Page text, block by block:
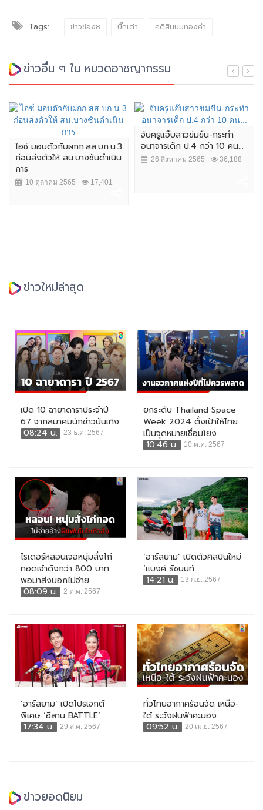
Tags: ข่าวช่อง8 บิ๊กเต่า คดีสินบนทองคำ
ข่าวอื่น ๆ ใน หมวดอาชญากรรม
ไอซ์ มอบตัวกับผกก.สส.บก.น.3
ก่อนส่งตัวให้ สน.บางชันดำเนิน
การ
10 ตุลาคม 2565 17,401
จับครูแอ๊บสาวข่มขืน-กระทำ
อนาจารเด็ก ป.4 กว่า 10 คน...
26 สิงหาคม 2565 36,188
ข่าวใหม่ล่าสุด
เปิด 10 ฉายาดาราประจำปี
67 จากสมาคมนักข่าวบันเทิง
08:24 น.
23 ธ.ค. 2567
ยกระดับ Thailand Space
Week 2024 ตั้งเป้าให้ไทย
เป็นจุดหมายเชื่อมโยง...
10:46 น.
10 ต.ค. 2567
ไรเดอร์หลอนเจอหนุ่มสั่งไก่
ทอดเจ้าดังกว่า 800 บาท
พอมาส่งบอกไม่จ่าย...
08:09 น.
2 ต.ค. 2567
‘อาร์สยาม’ เปิดตัวศิลปินใหม่
‘แบงค์ ธัชนนท์...
14:21 น.
13 ก.ย. 2567
‘อาร์สยาม’ เปิดโปรเจกต์
พิเศษ ‘อีสาน BATTLE’...
17:34 น.
29 ส.ค. 2567
ทั่วไทยอากาศร้อนจัด เหนือ-
ใต้ ระวังฝนฟ้าคะนอง
09:52 น.
20 เม.ย. 2567
ข่าวยอดนิยม